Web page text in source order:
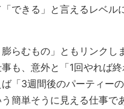
できる」と言えるレベル
膨らむもの」ともリンクし
も、意外と「1回やれば
「3週間後のパーティー
簡単そうに見える仕事で